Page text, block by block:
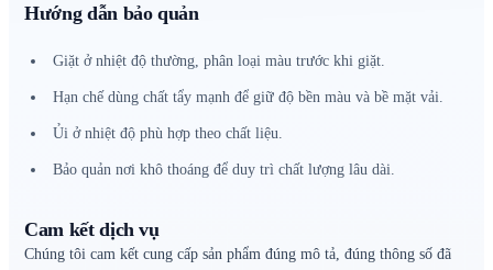
Hướng dẫn bảo quản
Giặt ở nhiệt độ thường, phân loại màu trước khi giặt.
Hạn chế dùng chất tẩy mạnh để giữ độ bền màu và bề mặt vải.
Ủi ở nhiệt độ phù hợp theo chất liệu.
Bảo quản nơi khô thoáng để duy trì chất lượng lâu dài.
Cam kết dịch vụ
Chúng tôi cam kết cung cấp sản phẩm đúng mô tả, đúng thông số đã